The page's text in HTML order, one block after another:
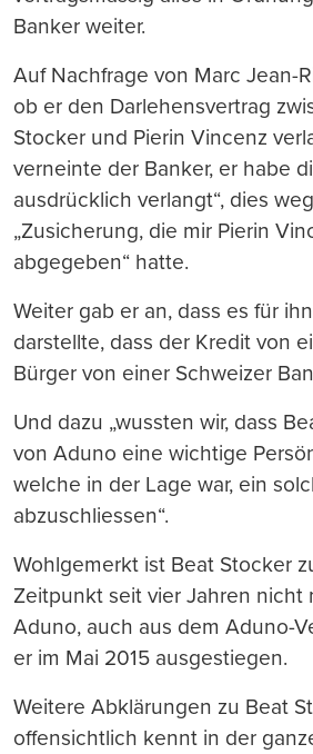
Banker weiter.
Auf Nachfrage von Marc Jean-
ob er den Darlehensvertrag
Stocker und Pierin Vincenz
verneinte der Banker, er habe
ausdrücklich verlangt“, dies
„Zusicherung, die mir Pierin
abgegeben“ hatte.
Weiter gab er an, dass es für
darstellte, dass der Kredit von
Bürger von einer Schweizer
Und dazu „wussten wir, dass
von Aduno eine wichtige
welche in der Lage war, ein
abzuschliessen“.
Wohlgemerkt ist Beat Stocker
Zeitpunkt seit vier Jahren nicht
Aduno, auch aus dem Aduno-
er im Mai 2015 ausgestiegen.
Weitere Abklärungen zu Beat
offensichtlich kennt in der